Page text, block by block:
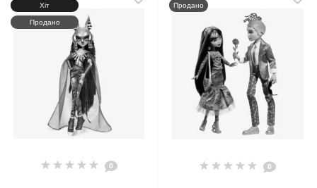
Хіт
Продано
0
Продано
0